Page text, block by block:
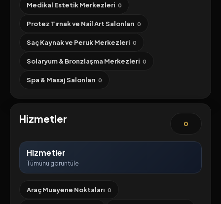
Medikal Estetik Merkezleri 0
Protez Tırnak ve Nail Art Salonları 0
Saç Kaynak ve Peruk Merkezleri 0
Solaryum & Bronzlaşma Merkezleri 0
Spa & Masaj Salonları 0
Hizmetler 0
Hizmetler
Tümünü görüntüle
Araç Muayene Noktaları 0